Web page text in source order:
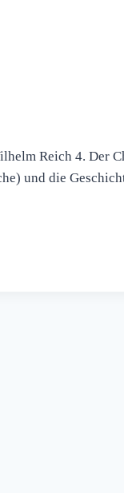
Reich 4. Der
und die